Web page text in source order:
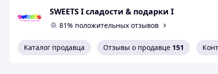
SWEETS I сладости & подарки I
81% положительных отзывов
Каталог продавца Отзывы о продавце 151